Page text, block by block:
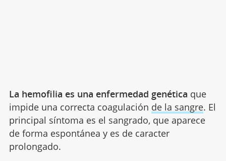
La hemofilia es una enfermedad genética que
impide una correcta coagulación de la sangre. El
principal síntoma es el sangrado, que aparece
de forma espontánea y es de caracter
prolongado.